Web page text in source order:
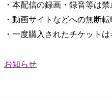
・本配信の録画・録音等は
・動画サイトなどへの無断
・一度購入されたチケット
カ
お知らせ